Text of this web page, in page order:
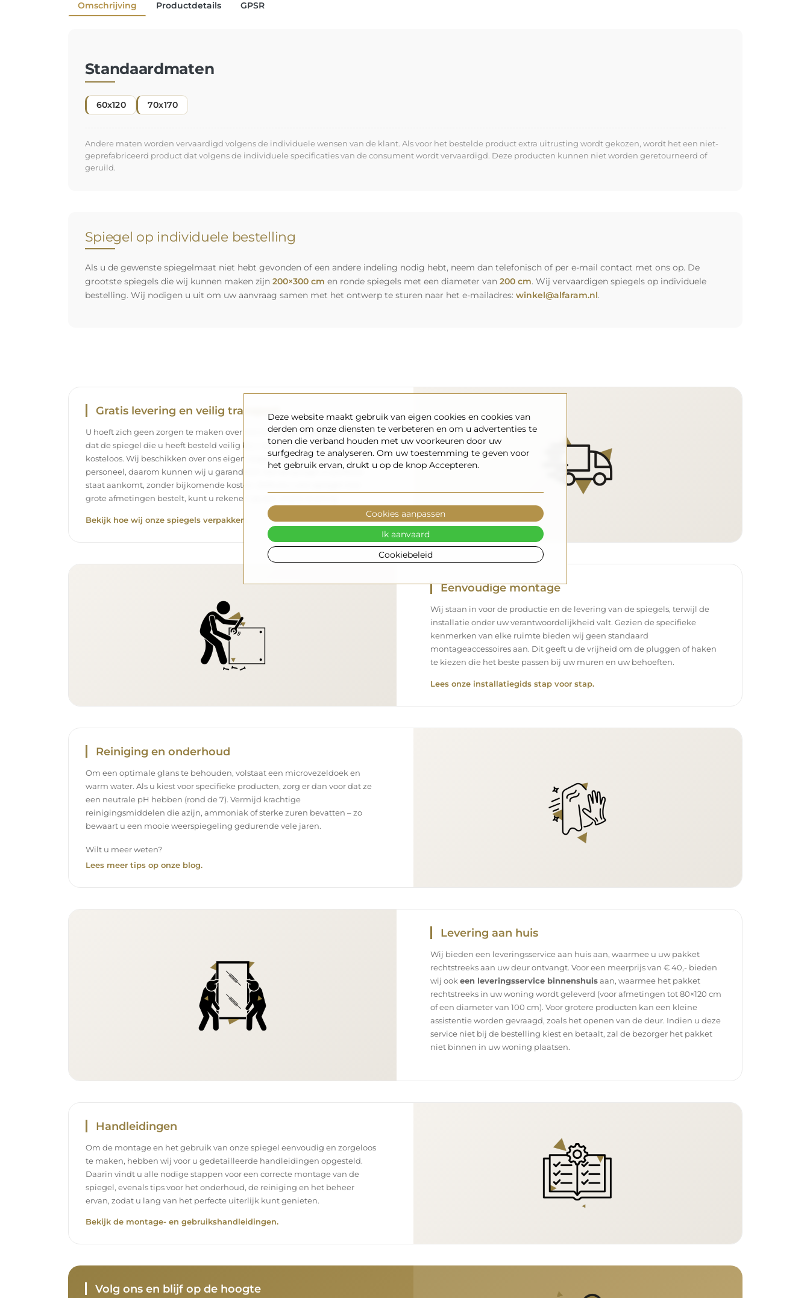
Omschrijving Productdetails GPSR
Standaardmaten
60x120 70x170
Andere maten worden vervaardigd volgens de individuele wensen van de klant. Als voor het bestelde product extra uitrusting wordt gekozen, wordt het een niet-
geprefabriceerd product dat volgens de individuele specificaties van de consument wordt vervaardigd. Deze producten kunnen niet worden geretourneerd of
geruild.
Spiegel op individuele bestelling
Als u de gewenste spiegelmaat niet hebt gevonden of een andere indeling nodig hebt, neem dan telefonisch of per e-mail contact met ons op. De
grootste spiegels die wij kunnen maken zijn 200×300 cm en ronde spiegels met een diameter van 200 cm. Wij vervaardigen spiegels op individuele
bestelling. Wij nodigen u uit om uw aanvraag samen met het ontwerp te sturen naar het e-mailadres: winkel@alfaram.nl.
Gratis levering en veilig transport
U hoeft zich geen zorgen te maken over het transport – wij zorgen ervoor
dat de spiegel die u heeft besteld veilig bij u aankomt, en dat volledig
kosteloos. Wij beschikken over ons eigen wagenpark en opgeleid
personeel, daarom kunnen wij u garanderen dat de spiegel in perfecte
staat aankomt, zonder bijkomende kosten. Zelfs als u een spiegel met
grote afmetingen bestelt, kunt u rekenen op een snelle levering.
Bekijk hoe wij onze spiegels verpakken.
Eenvoudige montage
Wij staan in voor de productie en de levering van de spiegels, terwijl de
installatie onder uw verantwoordelijkheid valt. Gezien de specifieke
kenmerken van elke ruimte bieden wij geen standaard
montageaccessoires aan. Dit geeft u de vrijheid om de pluggen of haken
te kiezen die het beste passen bij uw muren en uw behoeften.
Lees onze installatiegids stap voor stap.
Reiniging en onderhoud
Om een optimale glans te behouden, volstaat een microvezeldoek en
warm water. Als u kiest voor specifieke producten, zorg er dan voor dat ze
een neutrale pH hebben (rond de 7). Vermijd krachtige
reinigingsmiddelen die azijn, ammoniak of sterke zuren bevatten – zo
bewaart u een mooie weerspiegeling gedurende vele jaren.
Wilt u meer weten?
Lees meer tips op onze blog.
Levering aan huis
Wij bieden een leveringsservice aan huis aan, waarmee u uw pakket
rechtstreeks aan uw deur ontvangt. Voor een meerprijs van € 40,- bieden
wij ook een leveringsservice binnenshuisaan, waarmee het pakket
rechtstreeks in uw woning wordt geleverd (voor afmetingen tot 80×120 cm
of een diameter van 100 cm). Voor grotere producten kan een kleine
assistentie worden gevraagd, zoals het openen van de deur. Indien u deze
service niet bij de bestelling kiest en betaalt, zal de bezorger het pakket
niet binnen in uw woning plaatsen.
Handleidingen
Om de montage en het gebruik van onze spiegel eenvoudig en zorgeloos
te maken, hebben wij voor u gedetailleerde handleidingen opgesteld.
Daarin vindt u alle nodige stappen voor een correcte montage van de
spiegel, evenals tips voor het onderhoud, de reiniging en het beheer
ervan, zodat u lang van het perfecte uiterlijk kunt genieten.
Bekijk de montage- en gebruikshandleidingen.
Volg ons en blijf op de hoogte
Deze website maakt gebruik van eigen cookies en cookies van
derden om onze diensten te verbeteren en om u advertenties te
tonen die verband houden met uw voorkeuren door uw
surfgedrag te analyseren. Om uw toestemming te geven voor
het gebruik ervan, drukt u op de knop Accepteren.
Cookiebeleid
Cookies aanpassen
Ik aanvaard